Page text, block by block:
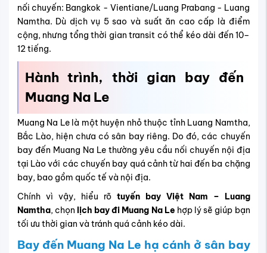
nối chuyến: Bangkok - Vientiane/Luang Prabang - Luang
Namtha. Dù dịch vụ 5 sao và suất ăn cao cấp là điểm
cộng, nhưng tổng thời gian transit có thể kéo dài đến 10–
12 tiếng.
Hành trình, thời gian bay đến
Muang Na Le
Muang Na Le là một huyện nhỏ thuộc tỉnh Luang Namtha,
Bắc Lào, hiện chưa có sân bay riêng. Do đó, các chuyến
bay đến Muang Na Le thường yêu cầu nối chuyến nội địa
tại Lào với các chuyến bay quá cảnh từ hai đến ba chặng
bay, bao gồm quốc tế và nội địa.
Chính vì vậy, hiểu rõ tuyến bay Việt Nam – Luang
Namtha, chọn lịch bay đi Muang Na Le hợp lý sẽ giúp bạn
tối ưu thời gian và tránh quá cảnh kéo dài.
Bay đến Muang Na Le hạ cánh ở sân bay